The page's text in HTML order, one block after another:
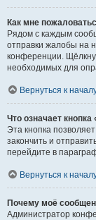
Как мне
Рядом с каждым
отправки жалобы на
конференции.
необходимых для
Вернуться к
Что означает
Эта кнопка
закончить и
перейдите в
Вернуться к
Почему моё
Администратор